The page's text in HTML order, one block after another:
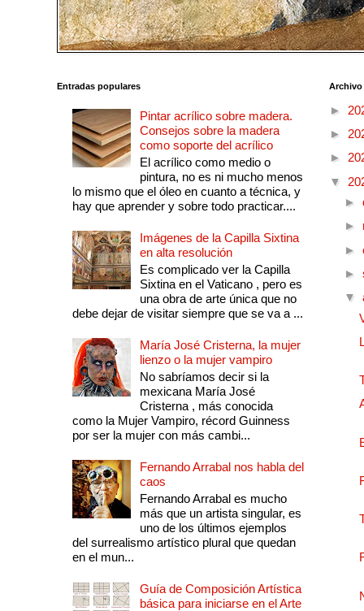
Entradas populares
Pintar acrílico sobre madera.
Consejos sobre la madera
como soporte del acrílico
El acrílico como medio o
pintura, no es ni mucho menos
lo mismo que el óleo en cuanto a técnica, y
hay que aprender y sobre todo practicar....
Imágenes de la Capilla Sixtina
en alta resolución
Es complicado ver la Capilla
Sixtina en el Vaticano , pero es
una obra de arte única que no
debe dejar de visitar siempre que se va a ...
María José Cristerna, la mujer
lienzo o la mujer vampiro
No sabríamos decir si la
mexicana María José
Cristerna , más conocida
como la Mujer Vampiro, récord Guinness
por ser la mujer con más cambi...
Fernando Arrabal nos habla del
caos
Fernando Arrabal es mucho
más que un artista singular, es
uno de los últimos ejemplos
del surrealismo artístico plural que quedan
en el mun...
Guía de Composición Artística
básica para iniciarse en el Arte
►
►
►
▼
►
►
►
►
▼